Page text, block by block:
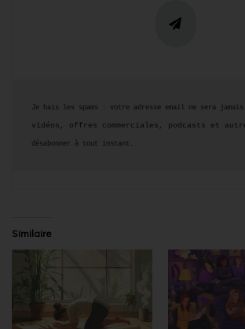
Je hais les spams : votre adresse email ne sera
vidéos, offres commerciales, podcasts et
désabonner à tout instant.
Similaire